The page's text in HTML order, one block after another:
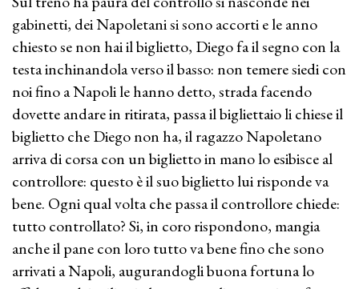
gabinetti, dei Napoletani si sono accorti e le anno
chiesto se non hai il biglietto, Diego fa il segno con la
testa inchinandola verso il basso: non temere siedi con
noi fino a Napoli le hanno detto, strada facendo
dovette andare in ritirata, passa il bigliettaio li chiese il
biglietto che Diego non ha, il ragazzo Napoletano
arriva di corsa con un biglietto in mano lo esibisce al
controllore: questo è il suo biglietto lui risponde va
bene. Ogni qual volta che passa il controllore chiede:
tutto controllato? Si, in coro rispondono, mangia
anche il pane con loro tutto va bene fino che sono
arrivati a Napoli, augurandogli buona fortuna lo